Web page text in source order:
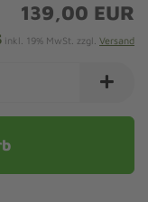
139,00 EUR
inkl. 19% MwSt. zzgl. Versand